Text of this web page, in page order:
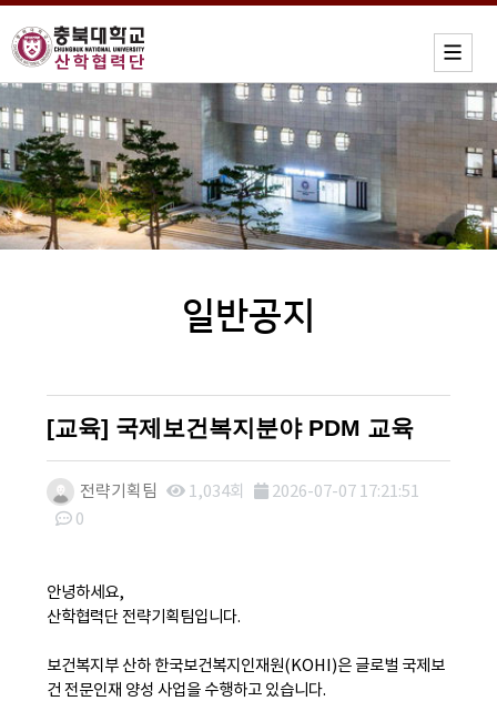
일반공지
[교육] 국제보건복지분야 PDM 교육
전략기획팀 1,034회
2026-07-07 17:21:51
0
안녕하세요,
산학협력단 전략기획팀입니다.
보건복지부 산하 한국보건복지인재원(KOHI)은 글로벌 국제보
건 전문인재 양성 사업을 수행하고 있습니다.